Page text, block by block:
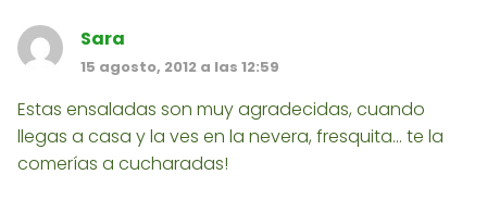
Sara
15 agosto, 2012 a las 12:59
Estas ensaladas son muy agradecidas, cuando
llegas a casa y la ves en la nevera, fresquita... te la
comerías a cucharadas!